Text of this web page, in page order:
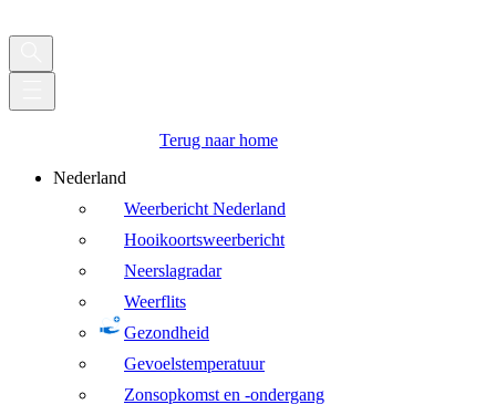
Terug naar home
Nederland
Weerbericht Nederland
Hooikoortsweerbericht
Neerslagradar
Weerflits
Gezondheid
Gevoelstemperatuur
Zonsopkomst en -ondergang